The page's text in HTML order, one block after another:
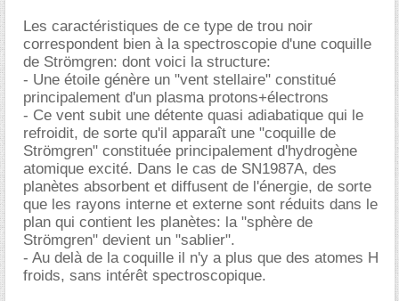
Les caractéristiques de ce type de trou noir
correspondent bien à la spectroscopie d'une coquille
de Strömgren: dont voici la structure:
- Une étoile génère un "vent stellaire" constitué
principalement d'un plasma protons+électrons
- Ce vent subit une détente quasi adiabatique qui le
refroidit, de sorte qu'il apparaît une "coquille de
Strömgren" constituée principalement d'hydrogène
atomique excité. Dans le cas de SN1987A, des
planètes absorbent et diffusent de l'énergie, de sorte
que les rayons interne et externe sont réduits dans le
plan qui contient les planètes: la "sphère de
Strömgren" devient un "sablier".
- Au delà de la coquille il n'y a plus que des atomes H
froids, sans intérêt spectroscopique.